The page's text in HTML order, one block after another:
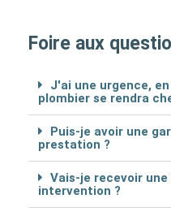
Foire aux
J'ai une urgence,
plombier se rendra
Puis-je avoir une
prestation ?
Vais-je recevoir
intervention ?